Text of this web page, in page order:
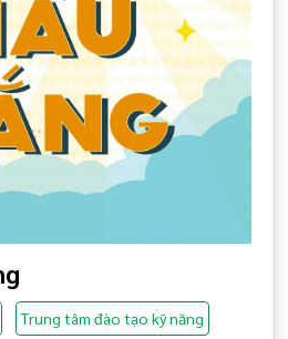
Trung tâm đào tạo kỹ năng